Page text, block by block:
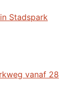
Stadspark
vanaf 28